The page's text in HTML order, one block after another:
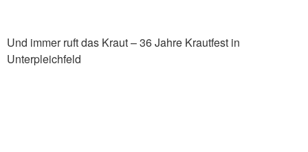
Und immer ruft das Kraut – 36 Jahre Krautfest in
Unterpleichfeld